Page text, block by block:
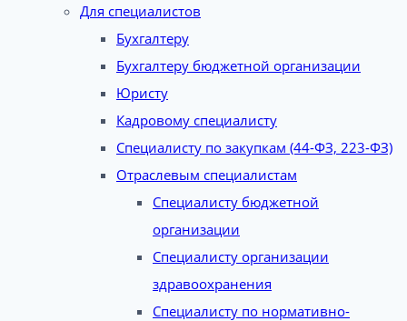
Для специалистов
Бухгалтеру
Бухгалтеру бюджетной организации
Юристу
Кадровому специалисту
Специалисту по закупкам (44-ФЗ, 223-ФЗ)
Отраслевым специалистам
Специалисту бюджетной
организации
Специалисту организации
здравоохранения
Специалисту по нормативно-